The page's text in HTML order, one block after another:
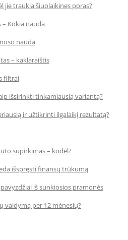
jie traukia šiuolaikines poras?
Kokia nauda
nauda
– kaklaraištis
filtrai
išsirinkti tinkamiausią variantą?
ir užtikrinti ilgalaikį rezultatą?
supirkimas – kodėl?
išspręsti finansų trūkumą
iš sunkiosios pramonės
valdymą per 12 mėnesių?